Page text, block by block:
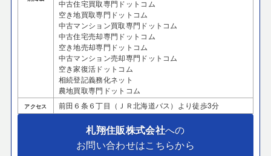
中古住宅買取専門ドットコム
空き地買取専門ドットコム
中古マンション買取専門ドットコム
中古住宅売却専門ドットコム
空き地売却専門ドットコム
中古マンション売却専門ドットコム
空き家復活ドットコム
相続登記義務化ネット
農地買取専門ドットコム
アクセス 前田６条６丁目（ＪＲ北海道バス）より徒歩3分
札翔住販株式会社への
お問い合わせはこちらから